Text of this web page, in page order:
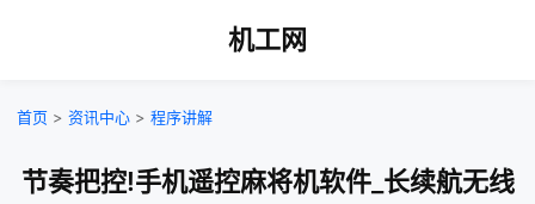
机工网
首页 > 资讯中心 > 程序讲解
节奏把控!手机遥控麻将机软件_长续航无线